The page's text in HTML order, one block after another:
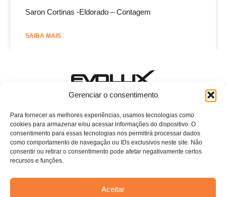
Gerenciar o consentimento
Para fornecer as melhores experiências, usamos tecnologias como
cookies para armazenar e/ou acessar informações do dispositivo. O
consentimento para essas tecnologias nos permitirá processar dados
como comportamento de navegação ou IDs exclusivos neste site. Não
consentir ou retirar o consentimento pode afetar negativamente certos
recursos e funções.
Aceitar
Saron Cortinas -Eldorado – Contagem
SAIBA MAIS
Telefone: (11) 2081-7750 ramal 115
Home
Sobre Nós
Blog